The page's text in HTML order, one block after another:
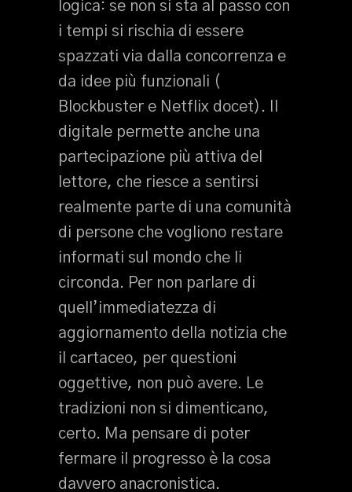
logica: se non si sta al passo con
i tempi si rischia di essere
spazzati via dalla concorrenza e
da idee più funzionali (
Blockbuster e Netflix docet). Il
digitale permette anche una
partecipazione più attiva del
lettore, che riesce a sentirsi
realmente parte di una comunità
di persone che vogliono restare
informati sul mondo che li
circonda. Per non parlare di
quell’immediatezza di
aggiornamento della notizia che
il cartaceo, per questioni
oggettive, non può avere. Le
tradizioni non si dimenticano,
certo. Ma pensare di poter
fermare il progresso è la cosa
davvero anacronistica.